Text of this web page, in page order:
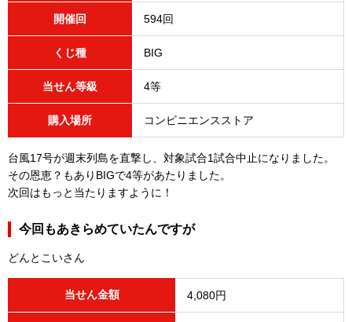
開催回 594回
くじ種 BIG
当せん等級 4等
購入場所 コンビニエンスストア
台風17号が週末列島を直撃し、対象試合1試合中止になりました。
その恩恵？もありBIGで4等があたりました。
次回はもっと当たりますように！
今回もあきらめていたんですが
どんとこいさん
当せん金額 4,080円